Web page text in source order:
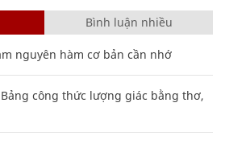
Bình luận nhiều
nguyên hàm cơ bản cần nhớ
công thức lượng giác bằng thơ,